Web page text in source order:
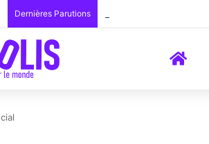
Dernières Parutions